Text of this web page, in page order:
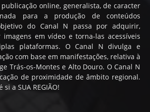
online, generalista, de caracter
para a produção de conteúdos
do Canal N passa por adquirir,
em vídeo e torna-las acessíveis
plataformas. O Canal N divulga e
com base em manifestações, relativa à
Trás-os-Montes e Alto Douro. O Canal N
de proximidade de âmbito regional.
a SUA REGIÃO!